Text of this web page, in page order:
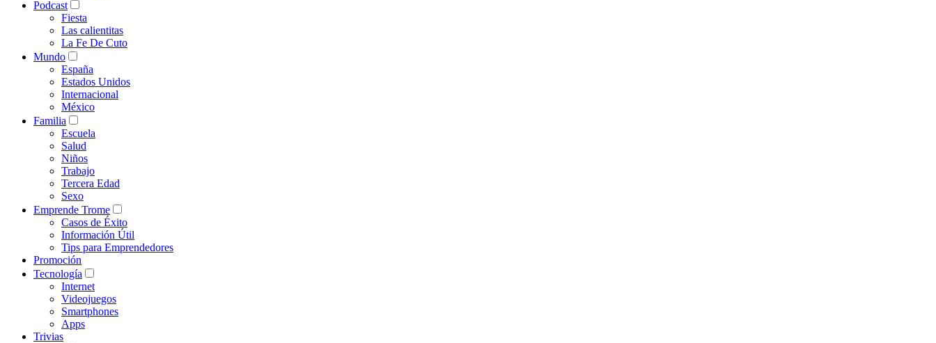
Podcast
Fiesta
Las calientitas
La Fe De Cuto
Mundo
España
Estados Unidos
Internacional
México
Familia
Escuela
Salud
Niños
Trabajo
Tercera Edad
Sexo
Emprende Trome
Casos de Éxito
Información Útil
Tips para Emprendedores
Promoción
Tecnología
Internet
Videojuegos
Smartphones
Apps
Trivias